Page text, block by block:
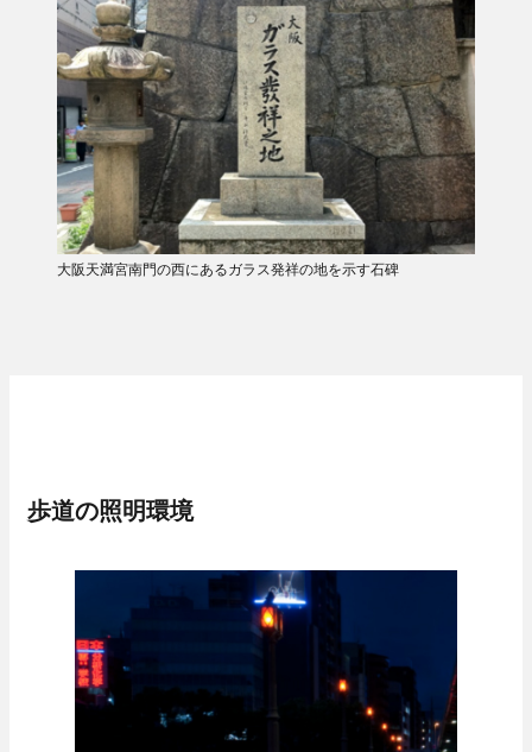
大阪天満宮南門の西にあるガラス発祥の地を示す石碑
歩道の照明環境